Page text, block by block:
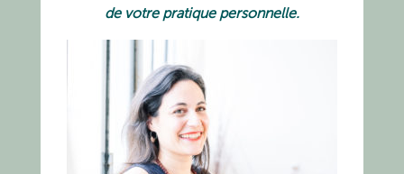
de votre pratique personnelle.